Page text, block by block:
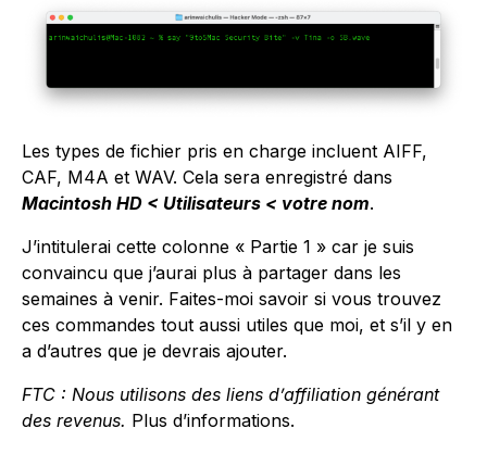
Les types de fichier pris en charge incluent AIFF,
CAF, M4A et WAV. Cela sera enregistré dans
Macintosh HD < Utilisateurs < votre nom.
J’intitulerai cette colonne « Partie 1 » car je suis
convaincu que j’aurai plus à partager dans les
semaines à venir. Faites-moi savoir si vous trouvez
ces commandes tout aussi utiles que moi, et s’il y en
a d’autres que je devrais ajouter.
FTC : Nous utilisons des liens d’affiliation générant
des revenus. Plus d’informations.